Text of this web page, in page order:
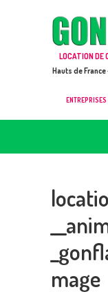
LOCATION DE
Hauts de
ACCUEIL
JEUX À
DEMANDE
mage